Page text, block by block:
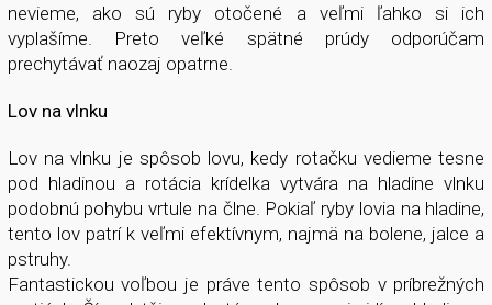
nevieme, ako sú ryby otočené a veľmi ľahko si ich
vyplašíme. Preto veľké spätné prúdy odporúčam
prechytávať naozaj opatrne.
Lov na vlnku
Lov na vlnku je spôsob lovu, kedy rotačku vedieme tesne
pod hladinou a rotácia krídelka vytvára na hladine vlnku
podobnú pohybu vrtule na člne. Pokiaľ ryby lovia na hladine,
tento lov patrí k veľmi efektívnym, najmä na bolene, jalce a
pstruhy.
Fantastickou voľbou je práve tento spôsob v príbrežných